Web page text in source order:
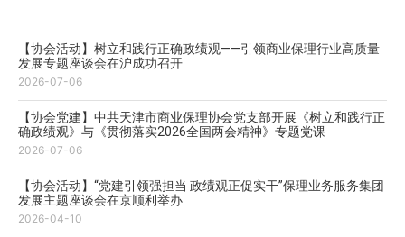
【协会活动】树立和践行正确政绩观——引领商业保理行业高质量
发展专题座谈会在沪成功召开
2026-07-06
【协会党建】中共天津市商业保理协会党支部开展《树立和践行正
确政绩观》与《贯彻落实2026全国两会精神》专题党课
2026-07-06
【协会活动】“党建引领强担当 政绩观正促实干”保理业务服务集团
发展主题座谈会在京顺利举办
2026-04-10